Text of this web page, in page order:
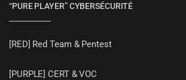
“PURE PLAYER” CYBERSÉCURITÉ
[RED] Red Team & Pentest
[PURPLE] CERT & VOC